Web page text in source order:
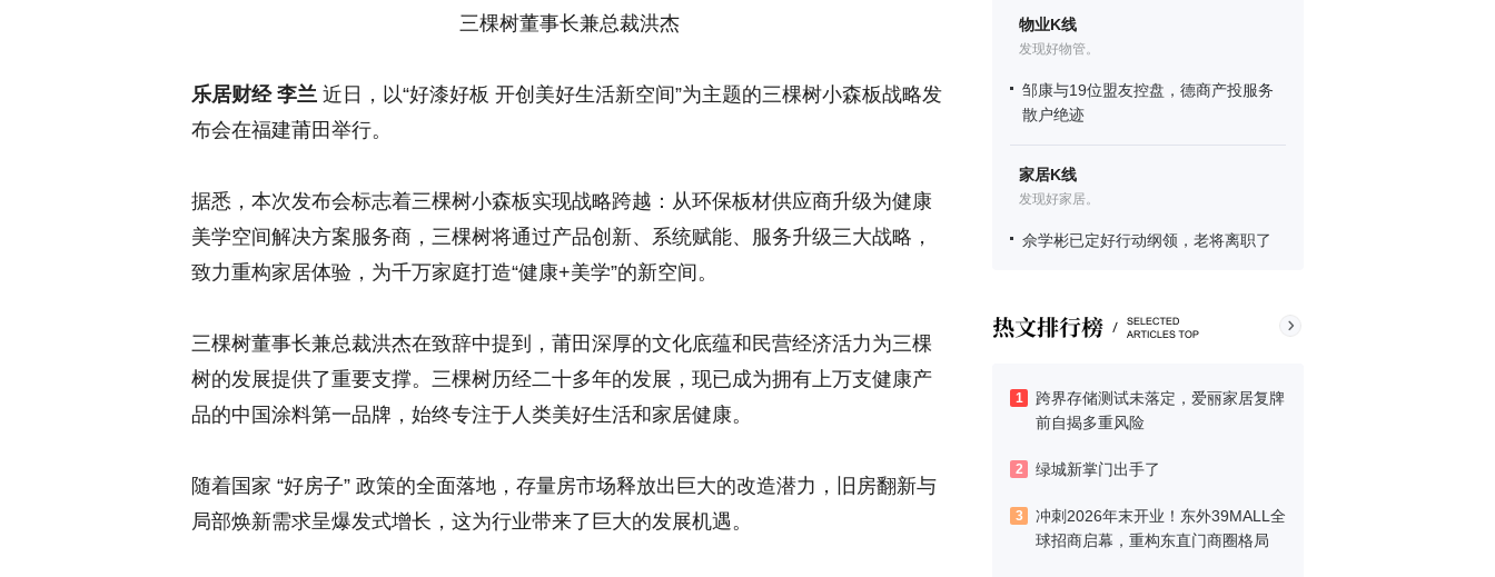
物业K线
发现好物管。
邹康与19位盟友控盘，德商产投服务
散户绝迹
家居K线
发现好家居。
佘学彬已定好行动纲领，老将离职了
1
跨界存储测试未落定，爱丽家居复牌
前自揭多重风险
2 绿城新掌门出手了
3
冲刺2026年末开业！东外39MALL全
球招商启幕，重构东直门商圈格局
三棵树董事长兼总裁洪杰
乐居财经 李兰 近日，以“好漆好板 开创美好生活新空间”为主题的三棵树小森板战略发
布会在福建莆田举行。
据悉，本次发布会标志着三棵树小森板实现战略跨越：从环保板材供应商升级为健康
美学空间解决方案服务商，三棵树将通过产品创新、系统赋能、服务升级三大战略，
致力重构家居体验，为千万家庭打造“健康+美学”的新空间。
三棵树董事长兼总裁洪杰在致辞中提到，莆田深厚的文化底蕴和民营经济活力为三棵
树的发展提供了重要支撑。三棵树历经二十多年的发展，现已成为拥有上万支健康产
品的中国涂料第一品牌，始终专注于人类美好生活和家居健康。
随着国家 “好房子” 政策的全面落地，存量房市场释放出巨大的改造潜力，旧房翻新与
局部焕新需求呈爆发式增长，这为行业带来了巨大的发展机遇。